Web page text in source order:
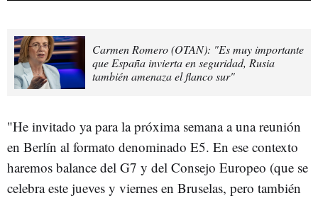
Carmen Romero (OTAN): "Es muy importante
que España invierta en seguridad, Rusia
también amenaza el flanco sur"
"He invitado ya para la próxima semana a una reunión
en Berlín al formato denominado E5. En ese contexto
haremos balance del G7 y del Consejo Europeo (que se
celebra este jueves y viernes en Bruselas, pero también